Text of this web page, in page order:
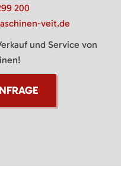
200
veit.de
und Service von